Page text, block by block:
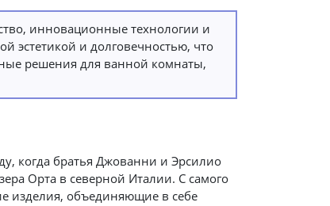
инновационные технологии и
эстетикой и долговечностью, что
решения для ванной комнаты,
когда братья Джованни и Эрсилио
Орта в северной Италии. С самого
изделия, объединяющие в себе